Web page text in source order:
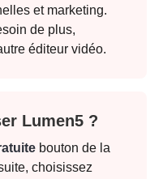
et marketing.
de plus,
éditeur vidéo.
Lumen5 ?
bouton de la
choisissez